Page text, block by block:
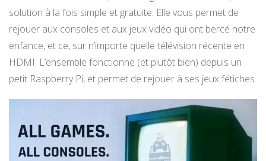
solution à la fois simple et gratuite. Elle vous permet de
rejouer aux consoles et aux jeux vidéo qui ont bercé notre
enfance, et ce, sur n’importe quelle télévision récente en
HDMI. L’ensemble fonctionne (et plutôt bien) depuis un
petit Raspberry Pi, et permet de rejouer à ses jeux fétiches.